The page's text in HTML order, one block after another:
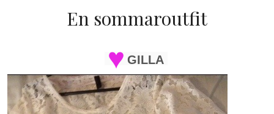
En sommaroutfit
GILLA